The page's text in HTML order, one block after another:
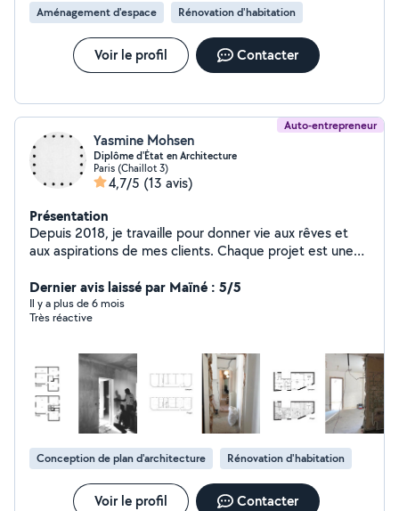
Aménagement d'espace Rénovation d'habitation
Voir le profil Contacter
Auto-entrepreneur
Yasmine Mohsen
Diplôme d'État en Architecture
Paris (Chaillot 3)
4,7/5 (13 avis)
Présentation
Depuis 2018, je travaille pour donner vie aux rêves et
aux aspirations de mes clients. Chaque projet est une
créer des environnements qui inspirent et enrichissent
la vie. Passionné par l'art de transformer les espaces en
reflets personnalisés de l'esthétique et du style de vie
attentive, une compréhension profonde des
préférences individuelles et une expertise technique en
design d'intérieur. Je crois que chaque espace a le
potentiel de devenir un lieu de confort, de beauté et
d'harmonie, et je m'efforce de créer des intérieurs qui
améliorent la qualité de vie. Du choix des couleurs et
des textures à l'agencement des meubles et à
l'éclairage, chaque détail est soigneusement considéré
pour créer des espace qui inspirent.
Dernier avis laissé par Maïné : 5/5
Il y a plus de 6 mois
Très réactive
Conception de plan d'architecture Rénovation d'habitation
Voir le profil Contacter